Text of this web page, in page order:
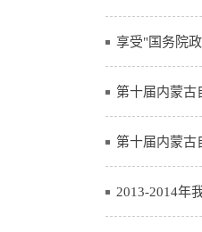
享受"国务院
第十届内蒙古
第十届内蒙古
2013-2014年